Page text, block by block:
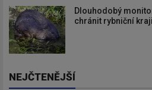
Dlouhodobý
chránit rybniční
NEJČTENĚJŠÍ